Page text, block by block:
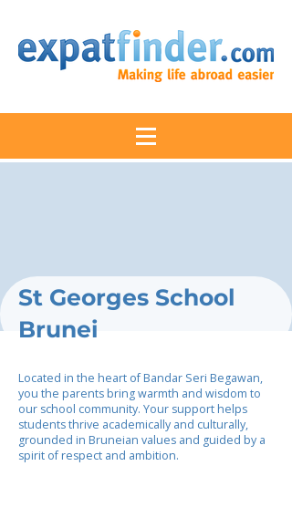
St Georges School
Brunei
Located in the heart of Bandar Seri Begawan,
you the parents bring warmth and wisdom to
our school community. Your support helps
students thrive academically and culturally,
grounded in Bruneian values and guided by a
spirit of respect and ambition.